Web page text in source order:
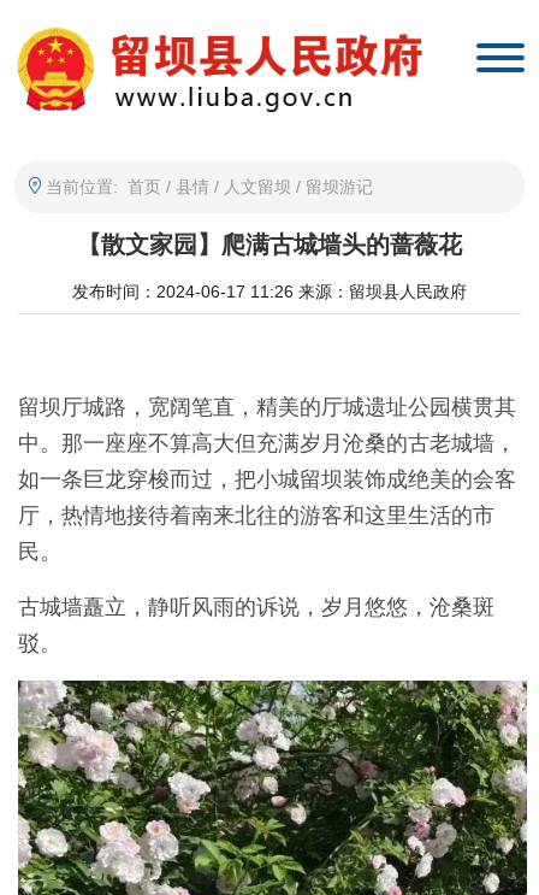
当前位置: 首页 / 县情 / 人文留坝 / 留坝游记
【散文家园】爬满古城墙头的蔷薇花
发布时间：2024-06-17 11:26 来源：留坝县人民政府
留坝厅城路，宽阔笔直，精美的厅城遗址公园横贯其
中。那一座座不算高大但充满岁月沧桑的古老城墙，
如一条巨龙穿梭而过，把小城留坝装饰成绝美的会客
厅，热情地接待着南来北往的游客和这里生活的市
民。
古城墙矗立，静听风雨的诉说，岁月悠悠，沧桑斑
驳。